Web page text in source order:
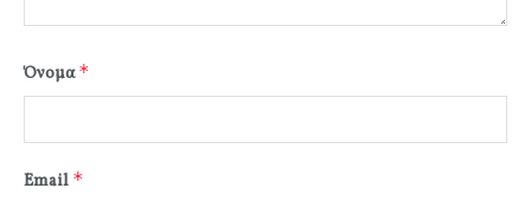
Όνομα*
Email *